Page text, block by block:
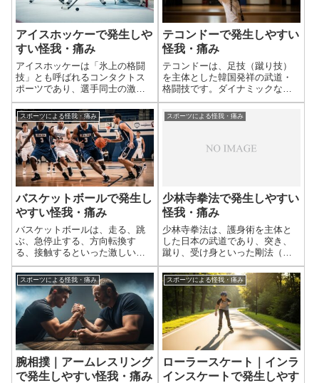
アイスホッケーで発生しや
すい怪我・痛み
アイスホッケーは「氷上の格闘
技」とも呼ばれるコンタクトス
ポーツであり、選手同士の激し
い接触、高速で飛んでくるパッ
クやスティックなど、様々な要
因によって怪我が発生しやすい
競技です。全身に防具を装着し
ていますが、その隙間を縫って
パックが当たった...
テコンドーで発生しやすい
怪我・痛み
テコンドーは、足技（蹴り技）
を主体とした韓国発祥の武道・
格闘技です。ダイナミックな蹴
り技、素早いステップ、そして
相手選手とのコンタクト（接
触）が特徴で、全身に高い負荷
膝、股関節といった下肢の関節
スポーツによる怪我・痛み
バスケットボールで発生し
やすい怪我・痛み
バスケットボールは、走る、跳
ぶ、急停止する、方向転換す
る、接触するといった激しい動
きが多いスポーツです。そのた
め、様々な外傷や怪我が発生し
やすい特性があります。特に、
下半身の怪我が多い傾向にあり
ます。バスケットボールに関す
る怪我の情報をまと...
スポーツによる怪我・痛み
少林寺拳法で発生しやすい
怪我・痛み
少林寺拳法は、護身術を主体と
した日本の武道であり、突き、
蹴り、受け身といった剛法（打
撃系）と、投げ技、関節技、固
め技といった柔法（組技系）を
組み合わせた総合的な修練を行
います。そのため、練習内容に
よっては打撃による衝撃や、関
節への無理な負荷...
スポーツによる怪我・痛み
腕相撲｜アームレスリング
で発生しやすい怪我・痛み
スポーツによる怪我・痛み
ローラースケート｜インラ
インスケートで発生しやす